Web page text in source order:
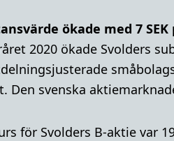
ökade med 7
2020 ökade Svolders
Den svenska
för Svolders B-aktie var